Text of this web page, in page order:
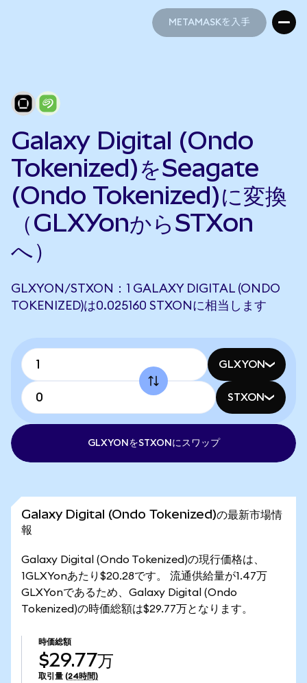
METAMASKを入手
Galaxy Digital (Ondo
Tokenized)をSeagate
(Ondo Tokenized)に変換
（GLXYonからSTXon
へ）
GLXYON/STXON：1 GALAXY DIGITAL (ONDO
TOKENIZED)は0.025160 STXONに相当します
GLXYON
STXON
GLXYONをSTXONにスワップ
Galaxy Digital (Ondo Tokenized)の最新市場情
報
Galaxy Digital (Ondo Tokenized)の現行価格は、
1GLXYonあたり$20.28です。 流通供給量が1.47万
GLXYonであるため、Galaxy Digital (Ondo
Tokenized)の時価総額は$29.77万となります。
時価総額
$29.77万
取引量 (24時間)